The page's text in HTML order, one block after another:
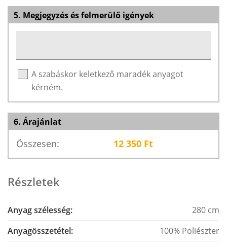
5. Megjegyzés és felmerülő igények
A szabáskor keletkező maradék anyagot
kérném.
6. Árajánlat
Összesen: 12 350 Ft
Részletek
Anyag szélesség:
280 cm
Anyagösszetétel:
100% Poliészter